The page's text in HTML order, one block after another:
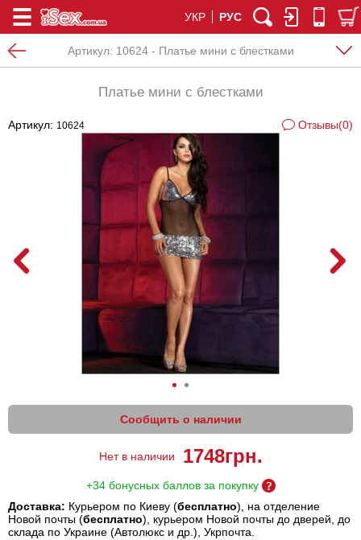
УКР РУС
Артикул: 10624 - Платье мини с блестками
Платье мини с блестками
Артикул: 10624 Отзывы(0)
Сообщить о наличии
Нет в наличии 1748грн.
+34 бонусных баллов за покупку
Доставка: Курьером по Киеву (бесплатно), на отделение
Новой почты (бесплатно), курьером Новой почты до дверей, до
склада по Украине (Автолюкс и др.), Укрпочта.